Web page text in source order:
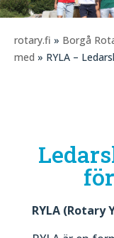
rotary.fi » Borgå
med » RYLA –
RYLA (Rotary